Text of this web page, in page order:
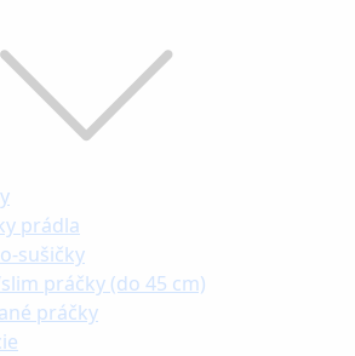
prádla
sušičky
práčky (do 45 cm)
práčky